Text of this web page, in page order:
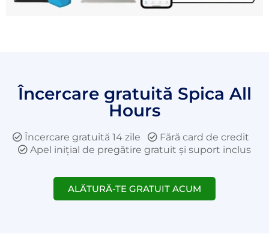
Încercare gratuită Spica All
Hours
Încercare gratuită 14 zile
Fără card de credit
Apel inițial de pregătire gratuit și suport inclus
ALĂTURĂ-TE GRATUIT ACUM